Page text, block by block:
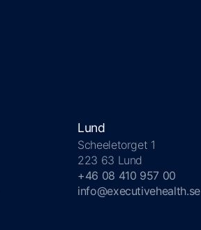
Lund
Scheeletorget 1
223 63 Lund
+46 08 410 957 00
info@executivehealth.se